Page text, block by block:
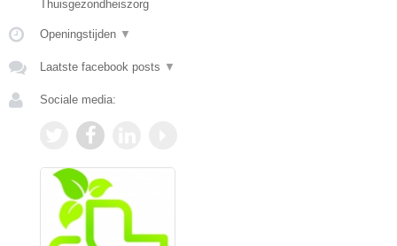
Thuisgezondheiszorg
Openingstijden ▼
Laatste facebook posts ▼
Sociale media: